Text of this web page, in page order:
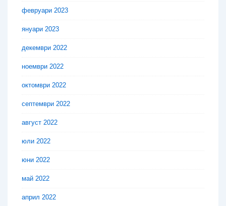
февруари 2023
януари 2023
декември 2022
ноември 2022
октомври 2022
септември 2022
август 2022
юли 2022
юни 2022
май 2022
април 2022